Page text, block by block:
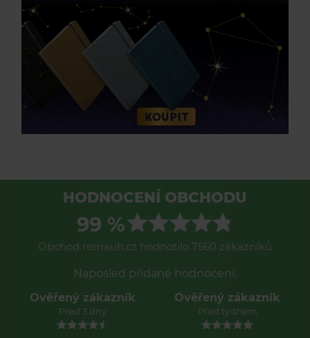
HODNOCENÍ OBCHODU
99 %
Obchod remauh.cz hodnotilo 7560 zákazníků
Naposled přidané hodnocení:
Ověřený zákazník
Před 3 dny
Ověřený zákazník
Před týdnem